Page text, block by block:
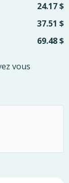
24.17 $
37.51 $
69.48 $
vous